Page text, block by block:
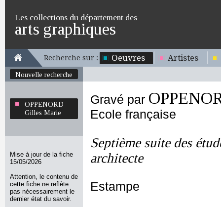
Les collections du département des
arts graphiques
Recherche sur : Oeuvres Artistes
Nouvelle recherche
OPPENORD
Gilles Marie
Mise à jour de la fiche
15/05/2026
Attention, le contenu de
cette fiche ne reflète
pas nécessairement le
dernier état du savoir.
Gravé par
Ecole française
Septième suite des
architecte
Estampe